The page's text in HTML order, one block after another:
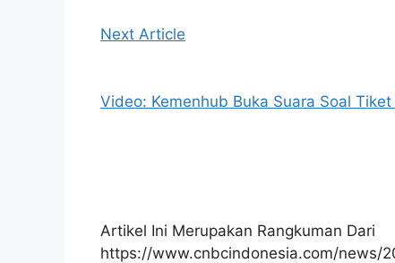
Next Article
Video: Kemenhub Buka Suara Soal
Artikel Ini Merupakan Rangkuman Dari
https://www.cnbcindonesia.com/news/